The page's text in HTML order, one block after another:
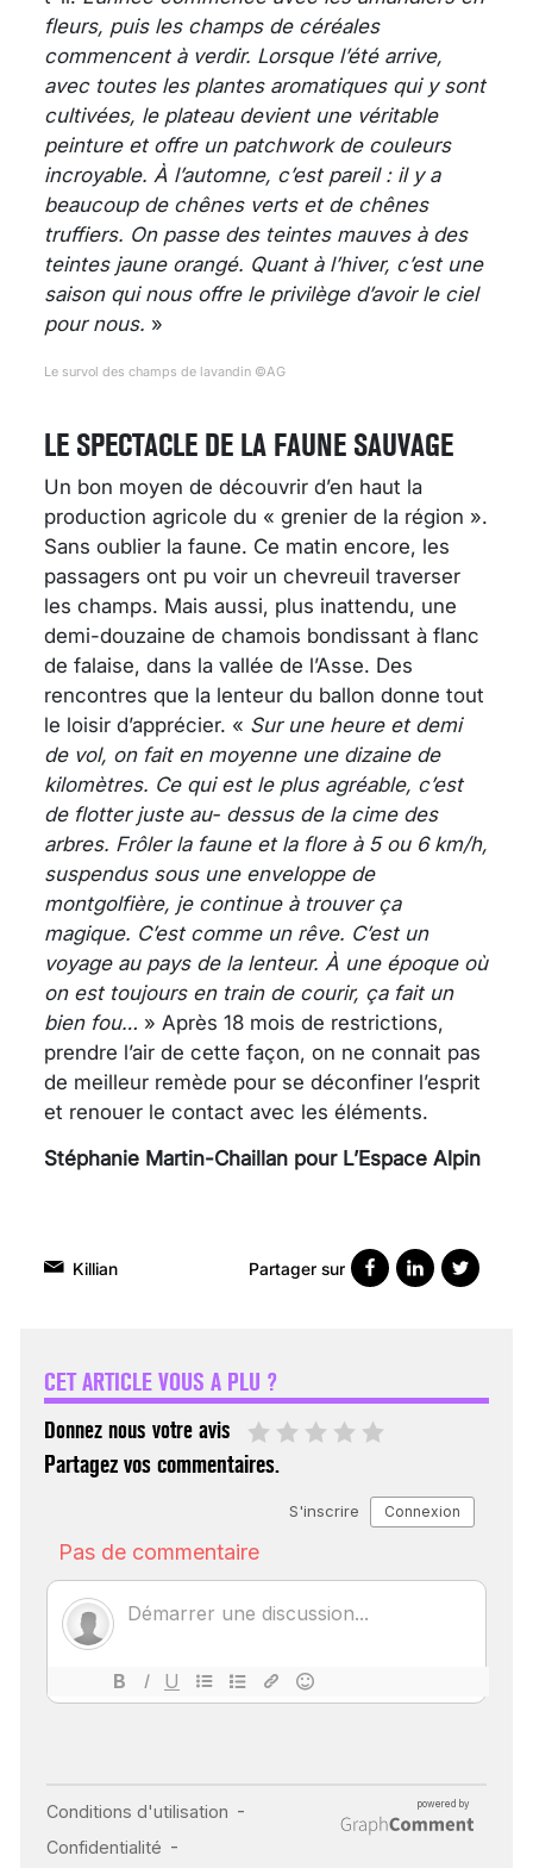
fleurs, puis les champs de céréales
commencent à verdir. Lorsque l’été arrive,
avec toutes les plantes aromatiques qui y sont
cultivées, le plateau devient une véritable
peinture et offre un patchwork de couleurs
incroyable. À l’automne, c’est pareil : il y a
beaucoup de chênes verts et de chênes
truffiers. On passe des teintes mauves à des
teintes jaune orangé. Quant à l’hiver, c’est une
saison qui nous offre le privilège d’avoir le ciel
pour nous. »
Le survol des champs de lavandin ©AG
LE SPECTACLE DE LA FAUNE SAUVAGE
Un bon moyen de découvrir d’en haut la
production agricole du « grenier de la région ».
Sans oublier la faune. Ce matin encore, les
passagers ont pu voir un chevreuil traverser
les champs. Mais aussi, plus inattendu, une
demi-douzaine de chamois bondissant à flanc
de falaise, dans la vallée de l’Asse. Des
rencontres que la lenteur du ballon donne tout
le loisir d’apprécier. « Sur une heure et demi
de vol, on fait en moyenne une dizaine de
kilomètres. Ce qui est le plus agréable, c’est
de flotter juste au- dessus de la cime des
arbres. Frôler la faune et la flore à 5 ou 6 km/h,
suspendus sous une enveloppe de
montgolfière, je continue à trouver ça
magique. C’est comme un rêve. C’est un
voyage au pays de la lenteur. À une époque où
on est toujours en train de courir, ça fait un
bien fou… » Après 18 mois de restrictions,
prendre l’air de cette façon, on ne connait pas
de meilleur remède pour se déconfiner l’esprit
et renouer le contact avec les éléments.
Stéphanie Martin-Chaillan pour L’Espace Alpin
Killian Partager sur
CET ARTICLE VOUS A PLU ?
Donnez nous votre avis
Partagez vos commentaires.
ÉCHO : DES IMAGES
POUR TOUTES LES
18 juil 2022
INSUFFISANCE
CARDIAQUE : LES